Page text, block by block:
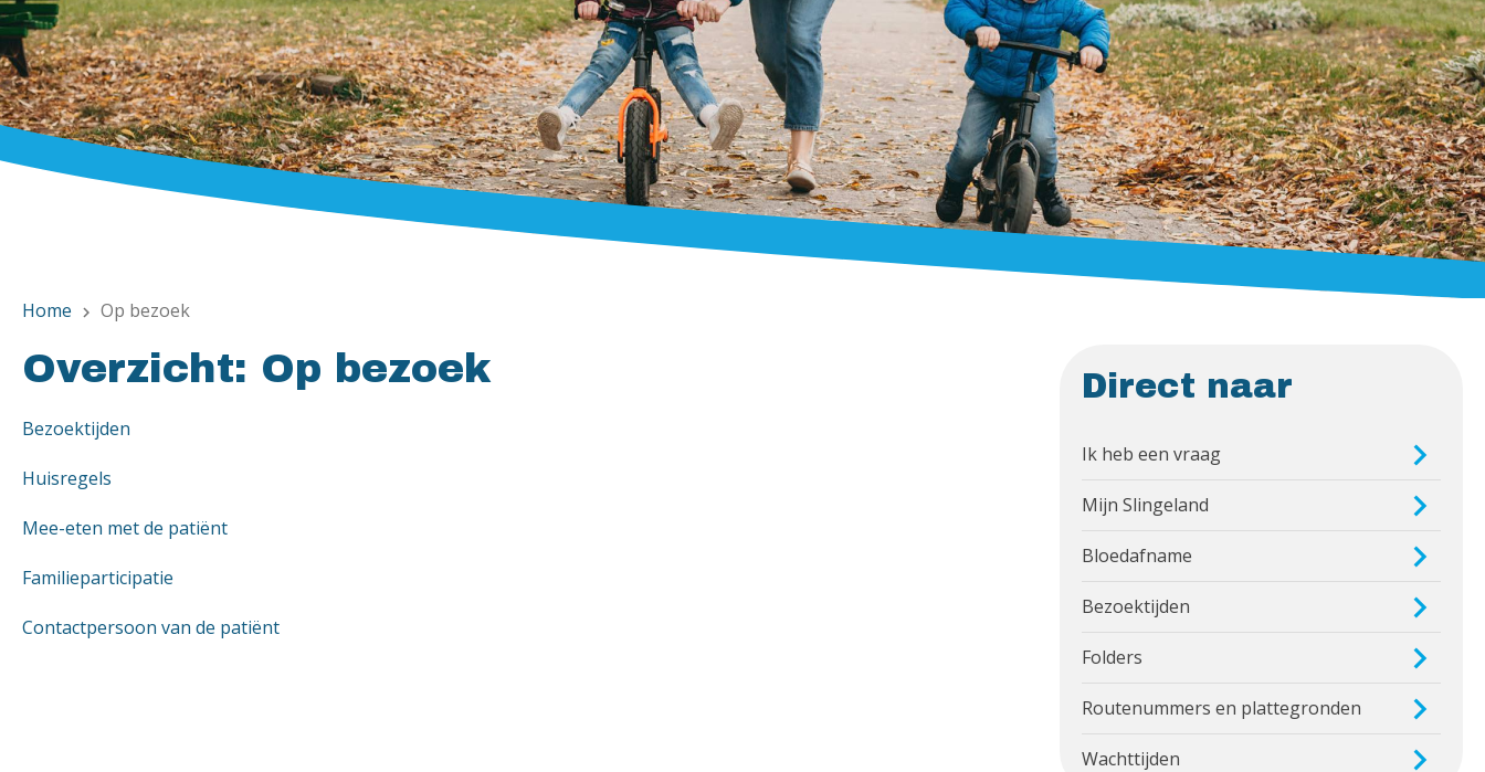
Home chevron_right Op bezoek
Overzicht: Op bezoek
Bezoektijden
Huisregels
Mee-eten met de patiënt
Familieparticipatie
Contactpersoon van de patiënt
Direct naar
Ik heb een vraag
Mijn Slingeland
Bloedafname
Bezoektijden
Folders
Routenummers en plattegronden
Wachttijden